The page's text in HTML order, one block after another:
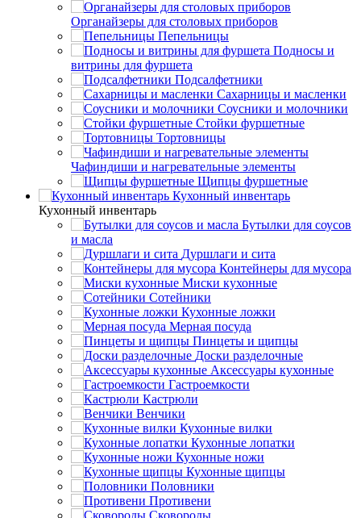
Органайзеры для столовых приборов
Пепельницы
Подносы и
витрины для фуршета
Подсалфетники
Сахарницы и масленки
Соусники и молочники
Стойки фуршетные
Тортовницы
Чафиндиши и нагревательные элементы
Щипцы фуршетные
Кухонный инвентарь
Кухонный инвентарь
Бутылки для соусов
и масла
Дуршлаги и сита
Контейнеры для мусора
Миски кухонные
Сотейники
Кухонные ложки
Мерная посуда
Пинцеты и щипцы
Доски разделочные
Аксессуары кухонные
Гастроемкости
Кастрюли
Венчики
Кухонные вилки
Кухонные лопатки
Кухонные ножи
Кухонные щипцы
Половники
Противени
Сковороды